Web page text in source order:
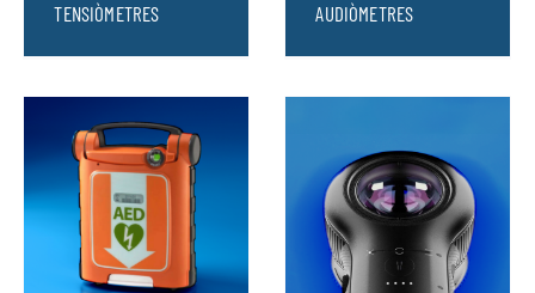
TENSIÒMETRES AUDIÒMETRES